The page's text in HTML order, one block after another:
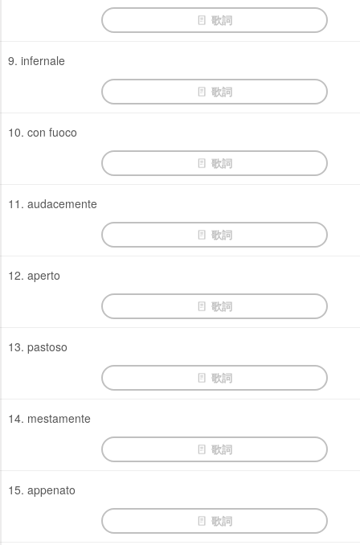
歌詞
9. infernale
歌詞
10. con fuoco
歌詞
11. audacemente
歌詞
12. aperto
歌詞
13. pastoso
歌詞
14. mestamente
歌詞
15. appenato
歌詞